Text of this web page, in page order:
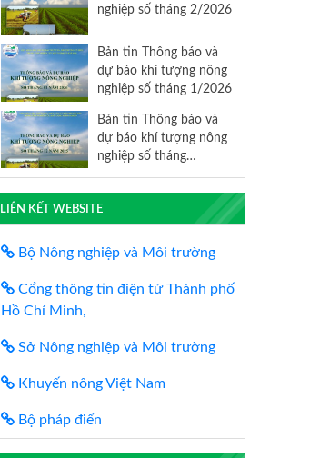
nghiệp số tháng 2/2026
Bản tin Thông báo và
dự báo khí tượng nông
nghiệp số tháng 1/2026
Bản tin Thông báo và
dự báo khí tượng nông
nghiệp số tháng
LIÊN KẾT WEBSITE
Bộ Nông nghiệp và Môi trường
Cổng thông tin điện tử Thành phố
Hồ Chí Minh,
Sở Nông nghiệp và Môi trường
Khuyến nông Việt Nam
Bộ pháp điển